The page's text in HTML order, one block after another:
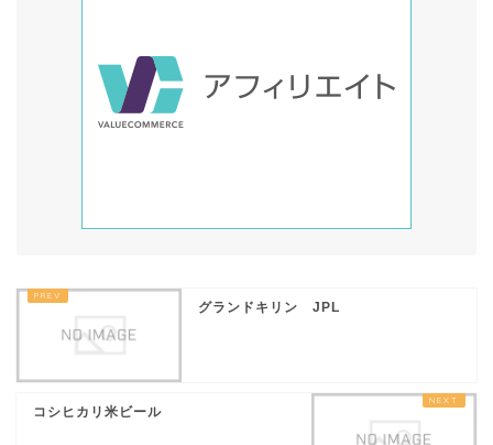
グランドキリン JPL
コシヒカリ米ビール